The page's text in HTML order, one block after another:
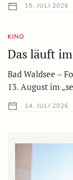
15. JULI 2026
KINO
Das läuft
Bad Waldsee –
13. August im
14. JULI 2026